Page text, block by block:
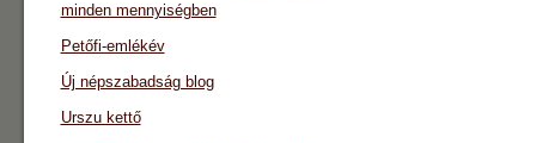
minden mennyiségben
Petőfi-emlékév
Új népszabadság blog
Urszu kettő